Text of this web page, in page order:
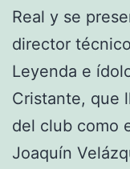
Real y se
director
Leyenda e
Cristante, que
del club como
Joaquín